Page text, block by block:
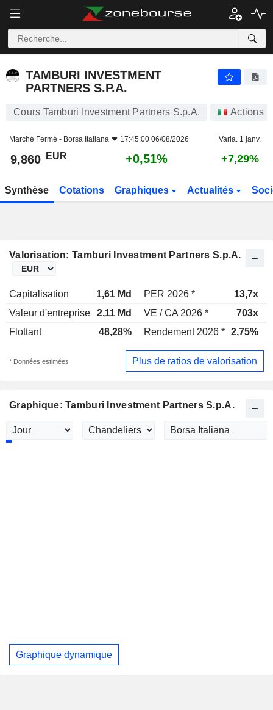
TAMBURI INVESTMENT
PARTNERS S.P.A.
Cours Tamburi Investment Partners S.p.A. Actions
Marché Fermé - Borsa Italiana 17:45:00 06/08/2026 Varia. 1 janv.
9,860 EUR +0,51% +7,29%
Synthèse Cotations Graphiques Actualités
Valorisation: Tamburi Investment Partners S.p.A.
Capitalisation 1,61 Md PER 2026 * 13,7x
Valeur d'entreprise
2,11 Md VE / CA 2026 * 703x
Flottant
48,28% Rendement 2026 * 2,75%
* Données estimées Plus de ratios de valorisation
Graphique: Tamburi Investment Partners S.p.A.
Graphique dynamique